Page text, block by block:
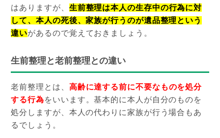
はありますが、 生前整理は本人の生存中の行為に対
して、本人の死後、家族が行うのが遺品整理という
違いがあるので覚えておきましょう。
生前整理と老前整理との違い
老前整理とは、 高齢に達する前に不要なものを処分
する行為をいいます。基本的に本人が自分のものを
処分しますが、本人の代わりに家族が行う場合もあ
るでしょう。